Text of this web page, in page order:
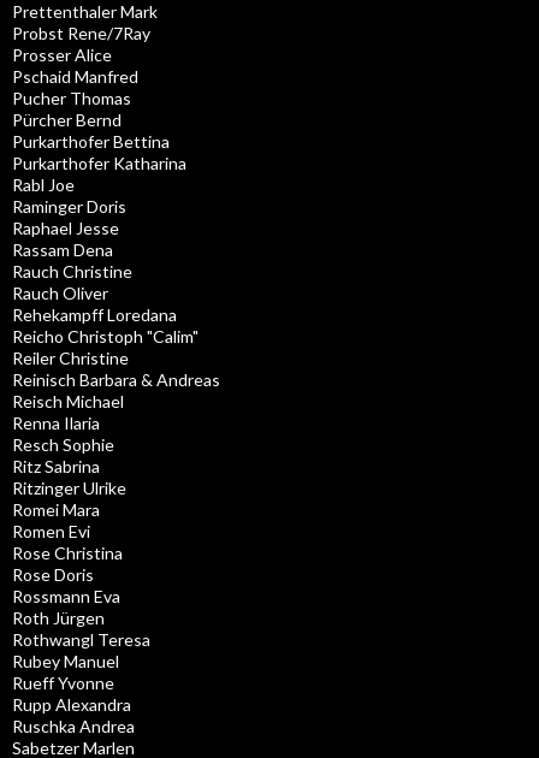
Prettenthaler Mark
Probst Rene/7Ray
Prosser Alice
Pschaid Manfred
Pucher Thomas
Pürcher Bernd
Purkarthofer Bettina
Purkarthofer Katharina
Rabl Joe
Raminger Doris
Raphael Jesse
Rassam Dena
Rauch Christine
Rauch Oliver
Rehekampff Loredana
Reicho Christoph "Calim"
Reiler Christine
Reinisch Barbara & Andreas
Reisch Michael
Renna Ilaria
Resch Sophie
Ritz Sabrina
Ritzinger Ulrike
Romei Mara
Romen Evi
Rose Christina
Rose Doris
Rossmann Eva
Roth Jürgen
Rothwangl Teresa
Rubey Manuel
Rueff Yvonne
Rupp Alexandra
Ruschka Andrea
Sabetzer Marlen